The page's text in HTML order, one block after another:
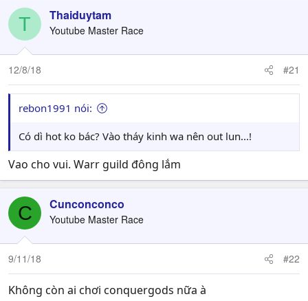
a
d
s
t
a
t
e
ử
i
T Thaiduytam
Youtube Master Race
12/8/18 #21
rebon1991 nói:
Có dì hot ko bác? Vào tháy kinh wa nên out lun...!
Vao cho vui. Warr guild đông lắm
C Cunconconco
Youtube Master Race
9/11/18 #22
Không còn ai chơi conquergods nữa à